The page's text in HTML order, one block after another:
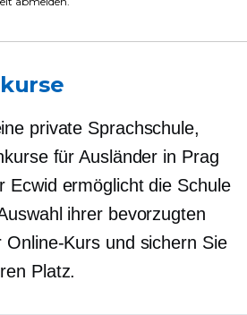
private Sprachschule,
für Ausländer in Prag
Ecwid ermöglicht die Schule
ihrer bevorzugten
Kurs und sichern Sie
Platz.